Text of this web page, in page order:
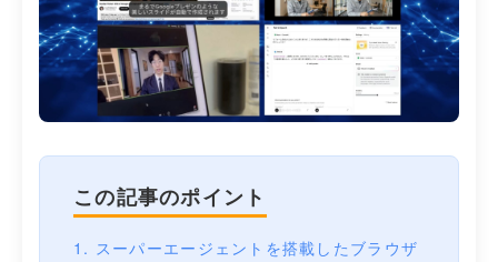
この記事のポイント
1. スーパーエージェントを搭載したブラウザ